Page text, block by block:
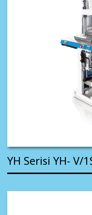
YH Serisi YH- V/